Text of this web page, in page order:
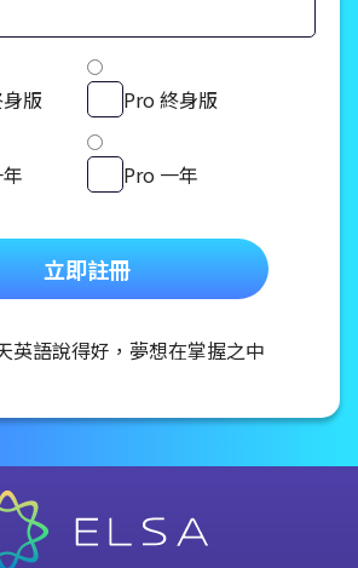
版 Pro 終身版
Pro 一年
立即註冊
英語說得好，夢想在掌握之中